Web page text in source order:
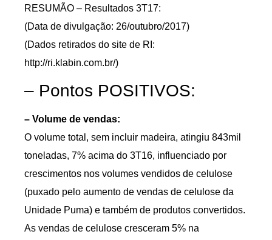
RESUMÃO – Resultados 3T17:
(Data de divulgação: 26/outubro/2017)
(Dados retirados do site de RI:
http://ri.klabin.com.br/)
– Pontos POSITIVOS:
– Volume de vendas:
O volume total, sem incluir madeira, atingiu 843mil
toneladas, 7% acima do 3T16, influenciado por
crescimentos nos volumes vendidos de celulose
(puxado pelo aumento de vendas de celulose da
Unidade Puma) e também de produtos convertidos.
As vendas de celulose cresceram 5% na